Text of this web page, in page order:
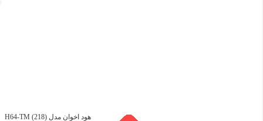
هود اخوان مدل H64-TM (218)